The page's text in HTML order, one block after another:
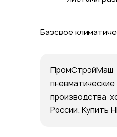
Базовое
производства
России. Купить